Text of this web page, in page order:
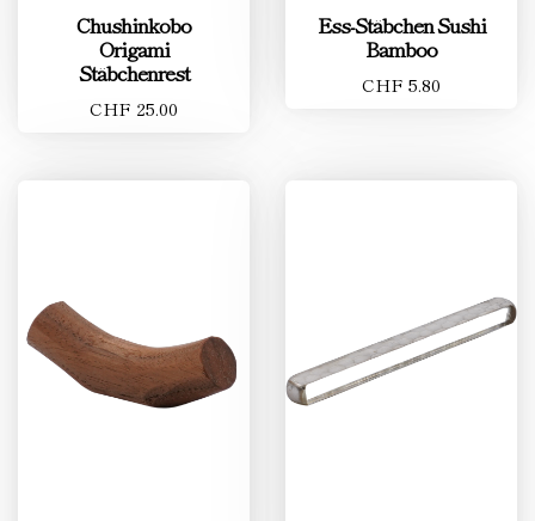
Chushinkobo
Origami
Stäbchenrest
CHF 25.00
Ess-Stäbchen Sushi
Bamboo
CHF 5.80